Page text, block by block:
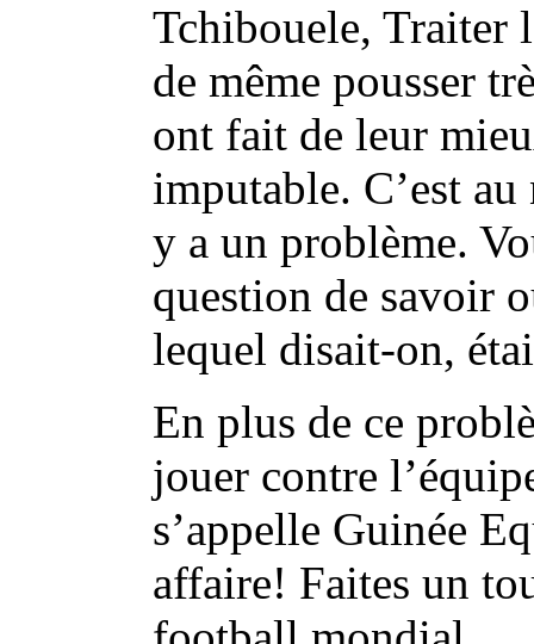
Tchibouele, Traiter
de même pousser
ont fait de leur
imputable. C’est
y a un problème.
question de savoir
lequel disait-on,
En plus de ce
jouer contre
s’appelle Guinée
affaire! Faites un